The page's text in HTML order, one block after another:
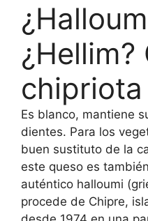
¿Hellim?
chipriota
Es blanco, mantiene
dientes. Para los
buen sustituto de la
este queso es
auténtico halloumi
procede de Chipre,